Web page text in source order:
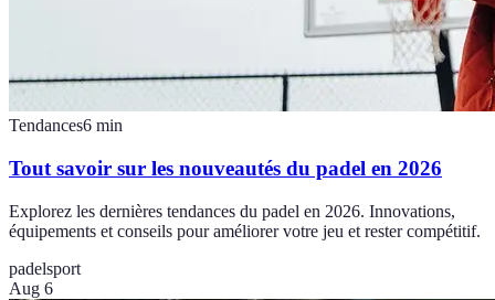
Tendances6 min
Tout savoir sur les nouveautés du padel en 2026
Explorez les dernières tendances du padel en 2026. Innovations,
équipements et conseils pour améliorer votre jeu et rester compétitif.
padelsport
Aug 6